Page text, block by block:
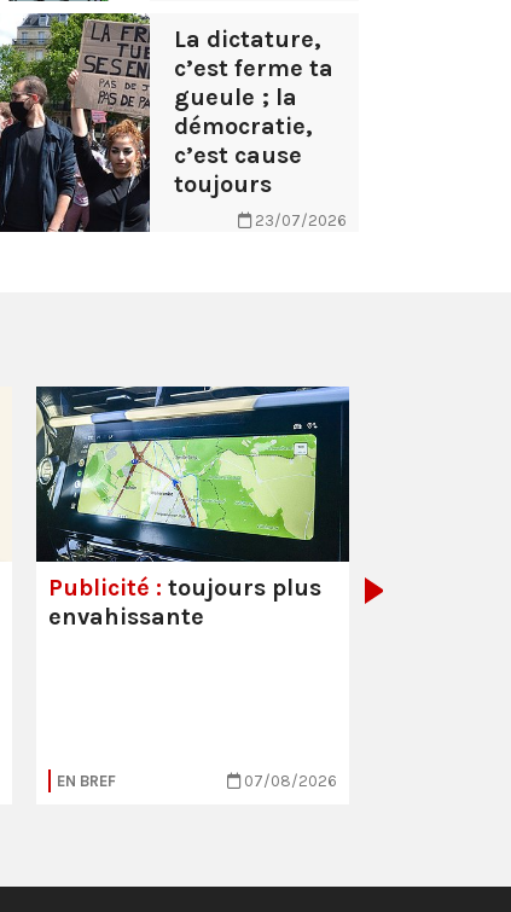
La dictature,
c’est ferme ta
gueule ; la
démocratie,
c’est cause
toujours
23/07/2026
Publicité : toujours plus
envahissante
EN BREF 07/08/2026